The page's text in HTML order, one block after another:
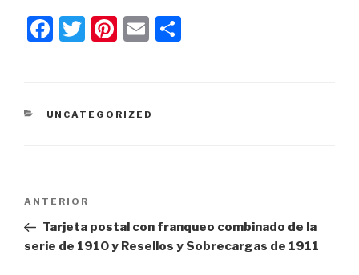
F
e
k
T
er
Pi
e
E
CATEGORÍAS
UNCATEGORIZED
entradas
Entrada
anterior:
ANTERIOR
Tarjeta postal con franqueo combinado de la
serie de 1910 y Resellos y Sobrecargas de 1911